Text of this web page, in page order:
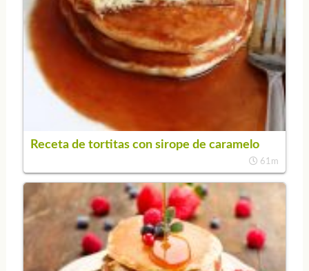
Receta de tortitas con sirope de caramelo
61m